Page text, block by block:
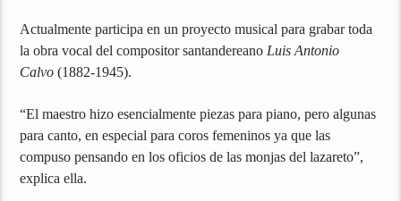
Actualmente participa en un proyecto musical para grabar toda
la obra vocal del compositor santandereano Luis Antonio
Calvo(1882-1945).
“El maestro hizo esencialmente piezas para piano, pero algunas
para canto, en especial para coros femeninos ya que las
compuso pensando en los oficios de las monjas del lazareto”,
explica ella.